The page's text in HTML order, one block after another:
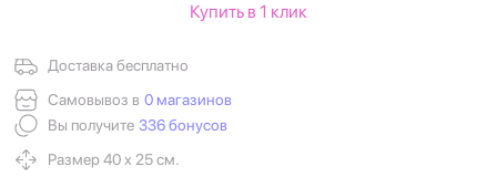
Доставка бесплатно
Самовывоз в 0 магазинов
Вы получите 336 бонусов
Размер 40 х 25 см.
Купить в 1 клик